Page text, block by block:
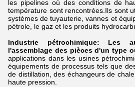
les pipelines où des conditions de
température sont rencontrées.Ils sont
systèmes de tuyauterie, vannes et
pétrole, le gaz et les produits
Industrie pétrochimique:
Les
l'assemblage des pièces d'un type
applications dans les usines
équipements de processus tels que
de distillation, des échangeurs de
haute pression.